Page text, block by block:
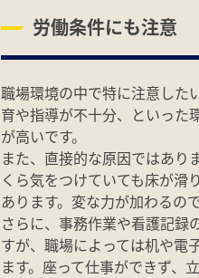
労働条件にも注意
職場環境の中で特に注意した
育や指導が不十分、といった
が高いです。
また、直接的な原因ではあり
くら気をつけていても床が滑
あります。変な力が加わるの
さらに、事務作業や看護記録
すが、職場によっては机や電
ます。座って仕事ができず、